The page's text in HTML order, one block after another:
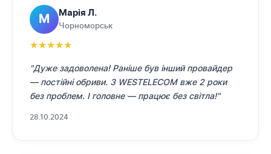
М Марія Л.
Чорноморськ
★★★★★
"Дуже задоволена! Раніше був інший провайдер
— постійні обриви. З WESTELECOM вже 2 роки
без проблем. І головне — працює без світла!"
28.10.2024